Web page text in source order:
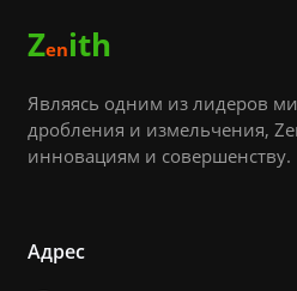
Zenith
Являясь одним из лидеров
дробления и измельчения,
инновациям и совершенству.
Адрес